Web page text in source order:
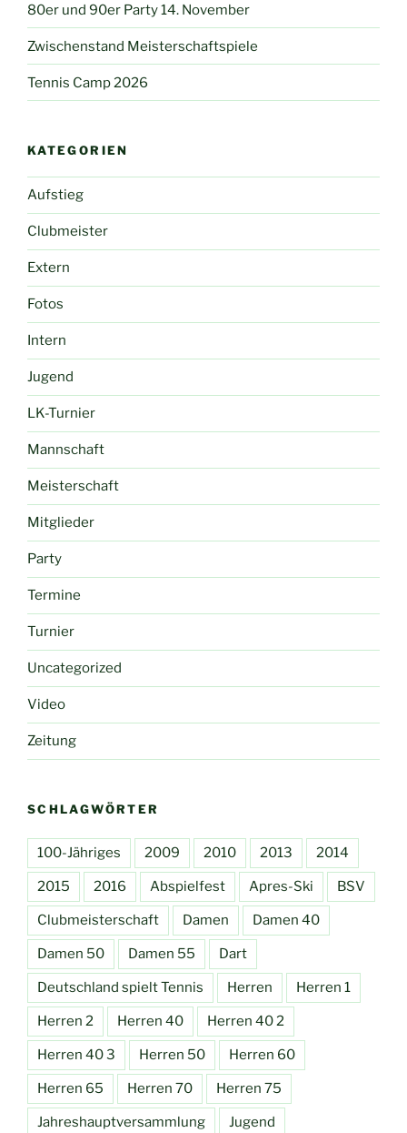
80er und 90er Party 14. November
Zwischenstand Meisterschaftspiele
Tennis Camp 2026
KATEGORIEN
Aufstieg
Clubmeister
Extern
Fotos
Intern
Jugend
LK-Turnier
Mannschaft
Meisterschaft
Mitglieder
Party
Termine
Turnier
Uncategorized
Video
Zeitung
SCHLAGWÖRTER
100-Jähriges 2009 2010 2013 2014
2015 2016 Abspielfest Apres-Ski BSV
Clubmeisterschaft Damen Damen 40
Damen 50 Damen 55 Dart
Deutschland spielt Tennis Herren Herren 1
Herren 2 Herren 40 Herren 40 2
Herren 40 3 Herren 50 Herren 60
Herren 65 Herren 70 Herren 75
Jahreshauptversammlung Jugend